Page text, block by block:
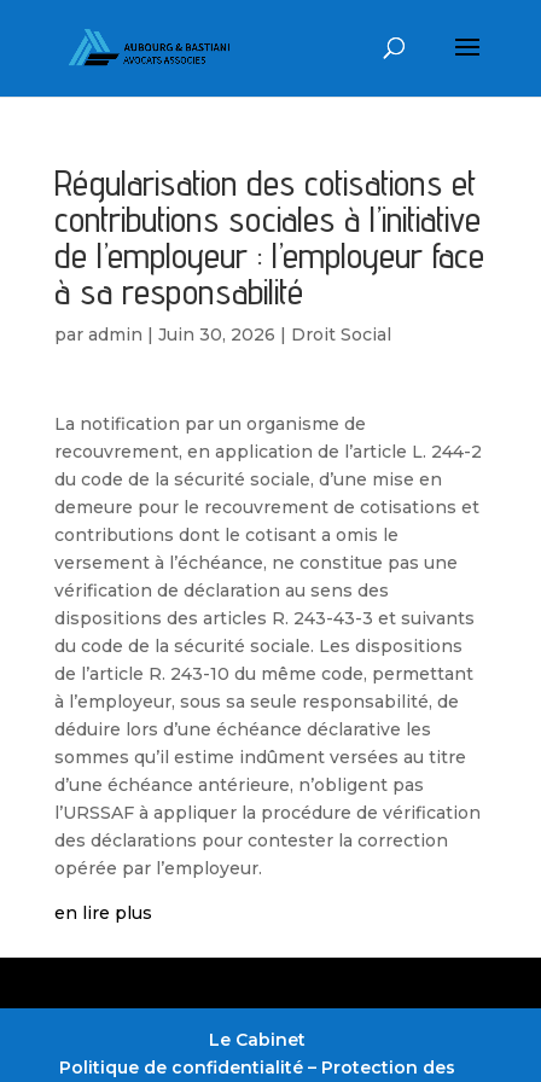
Régularisation des cotisations et
contributions sociales à l’initiative
de l’employeur : l’employeur face
à sa responsabilité
par admin | Juin 30, 2026 | Droit Social
La notification par un organisme de
recouvrement, en application de l’article L. 244-2
du code de la sécurité sociale, d’une mise en
demeure pour le recouvrement de cotisations et
contributions dont le cotisant a omis le
versement à l’échéance, ne constitue pas une
vérification de déclaration au sens des
dispositions des articles R. 243-43-3 et suivants
du code de la sécurité sociale. Les dispositions
de l’article R. 243-10 du même code, permettant
à l’employeur, sous sa seule responsabilité, de
déduire lors d’une échéance déclarative les
sommes qu’il estime indûment versées au titre
d’une échéance antérieure, n’obligent pas
l’URSSAF à appliquer la procédure de vérification
des déclarations pour contester la correction
opérée par l’employeur.
en lire plus
Le Cabinet
Politique de confidentialité – Protection des